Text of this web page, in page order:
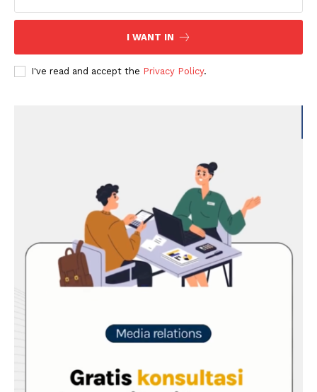
I WANT IN
I've read and accept the Privacy Policy.